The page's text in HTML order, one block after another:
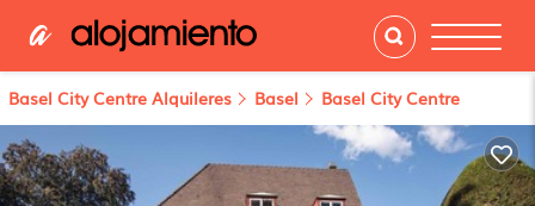
Basel City Centre Alquileres Basel Basel City Centre